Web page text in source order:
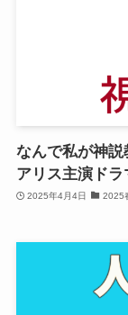
なんで私が神
アリス主演ドラ
2025年4月4日 2025